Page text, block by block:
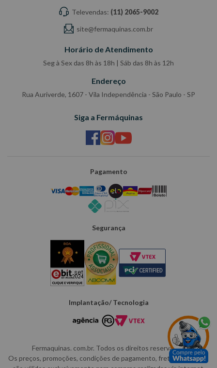
Televendas: (11) 2065-9002
site@fermaquinas.com.br
Horário de Atendimento
Seg à Sex das 8h às 18h | Sáb das 8h às 12h
Endereço
Rua Auriverde, 1607 - Vila Independência - São Paulo - SP
Siga a Fermáquinas
Pagamento
Segurança
Implantação/ Tecnologia
Fermaquinas. com.br. Todos os direitos reservados.
Os preços, promoções, condições de pagamento, frete e produtos